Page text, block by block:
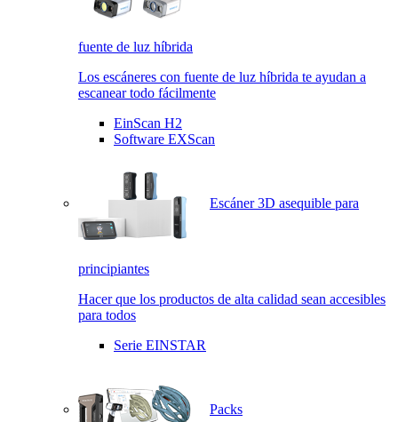
fuente de luz híbrida
Los escáneres con fuente de luz híbrida te ayudan a
escanear todo fácilmente
EinScan H2
Software EXScan
Escáner 3D asequible para
principiantes
Hacer que los productos de alta calidad sean accesibles
para todos
Serie EINSTAR
Packs